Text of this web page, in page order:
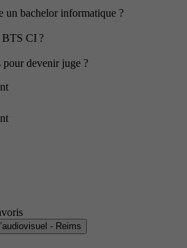
un bachelor informatique ?
BTS CI ?
pour devenir juge ?